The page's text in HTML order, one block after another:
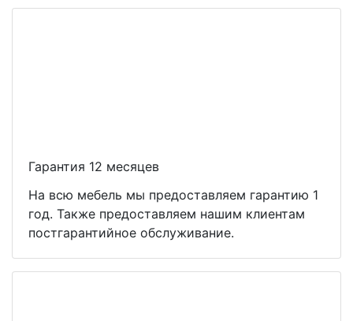
Гарантия 12 месяцев
На всю мебель мы предоставляем гарантию 1
год. Также предоставляем нашим клиентам
постгарантийное обслуживание.